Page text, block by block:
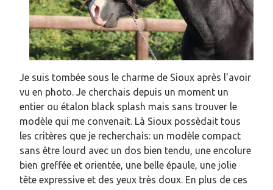
Je suis tombée sous le charme de Sioux après l'avoir
vu en photo. Je cherchais depuis un moment un
entier ou étalon black splash mais sans trouver le
modèle qui me convenait. Là Sioux possèdait tous
les critères que je recherchais: un modèle compact
sans être lourd avec un dos bien tendu, une encolure
bien greffée et orientée, une belle épaule, une jolie
tête expressive et des yeux très doux. En plus de ces